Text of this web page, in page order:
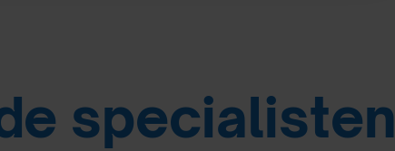
specialisten